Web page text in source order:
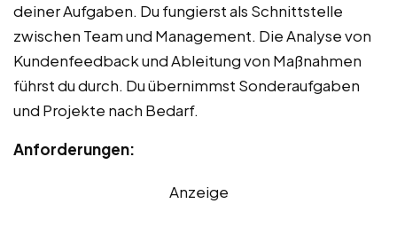
deiner Aufgaben. Du fungierst als Schnittstelle
zwischen Team und Management. Die Analyse von
Kundenfeedback und Ableitung von Maßnahmen
führst du durch. Du übernimmst Sonderaufgaben
und Projekte nach Bedarf.
Anforderungen:
Anzeige